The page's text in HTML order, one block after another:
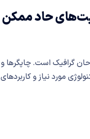
حاد ممکن
گرافیک است. چاپگرها و
مورد نیاز و کاربردهای